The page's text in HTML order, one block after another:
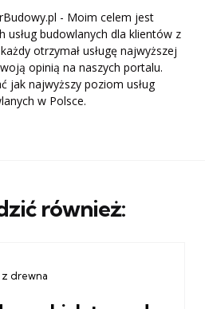
- Moim celem jest
usług budowlanych dla klientów z
otrzymał usługę najwyższej
opinią na naszych portalu.
jak najwyższy poziom usług
w Polsce.
również:
z drewna